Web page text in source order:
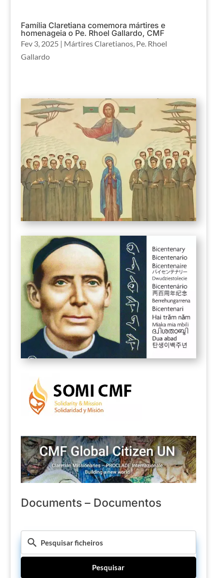
Família Claretiana comemora mártires e
homenageia o Pe. Rhoel Gallardo, CMF
Fev 3, 2025 | Mártires Claretianos, Pe. Rhoel
Gallardo
Documents – Documentos
Pesquisar